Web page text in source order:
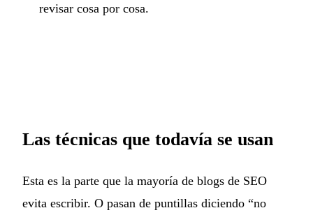
revisar cosa por cosa.
Las técnicas que todavía se usan
Esta es la parte que la mayoría de blogs de SEO
evita escribir. O pasan de puntillas diciendo “no